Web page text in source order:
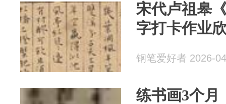
宋代卢祖皋
字打卡作业
钢笔爱好者 2026-
练书画3个月